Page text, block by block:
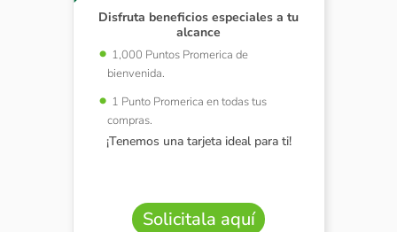
Disfruta beneficios especiales a tu
alcance
1,000 Puntos Promerica de
bienvenida.
1 Punto Promerica en todas tus
compras.
¡Tenemos una tarjeta ideal para ti!
Solicitala aquí